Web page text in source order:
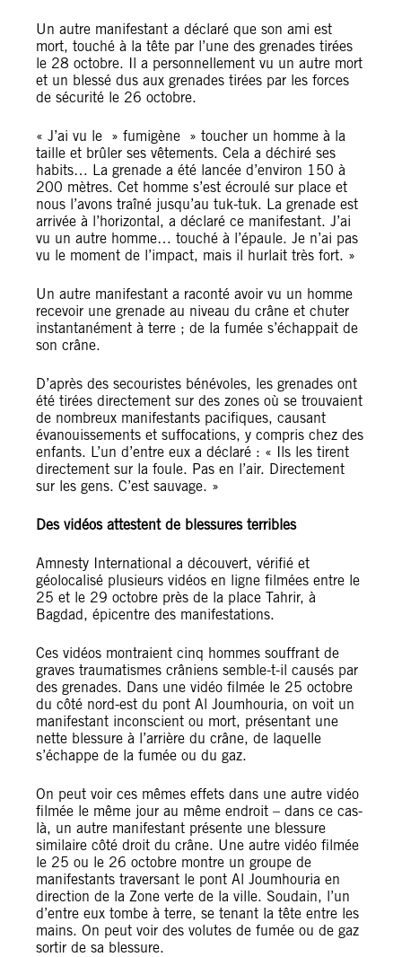
Un autre manifestant a déclaré que son ami est
mort, touché à la tête par l’une des grenades tirées
le 28 octobre. Il a personnellement vu un autre mort
et un blessé dus aux grenades tirées par les forces
de sécurité le 26 octobre.
« J’ai vu le » fumigène » toucher un homme à la
taille et brûler ses vêtements. Cela a déchiré ses
habits… La grenade a été lancée d’environ 150 à
200 mètres. Cet homme s’est écroulé sur place et
nous l’avons traîné jusqu’au tuk-tuk. La grenade est
arrivée à l’horizontal, a déclaré ce manifestant. J’ai
vu un autre homme… touché à l’épaule. Je n’ai pas
vu le moment de l’impact, mais il hurlait très fort. »
Un autre manifestant a raconté avoir vu un homme
recevoir une grenade au niveau du crâne et chuter
instantanément à terre ; de la fumée s’échappait de
son crâne.
D’après des secouristes bénévoles, les grenades ont
été tirées directement sur des zones où se trouvaient
de nombreux manifestants pacifiques, causant
évanouissements et suffocations, y compris chez des
enfants. L’un d’entre eux a déclaré : « Ils les tirent
directement sur la foule. Pas en l’air. Directement
sur les gens. C’est sauvage. »
Des vidéos attestent de blessures terribles
Amnesty International a découvert, vérifié et
géolocalisé plusieurs vidéos en ligne filmées entre le
25 et le 29 octobre près de la place Tahrir, à
Bagdad, épicentre des manifestations.
Ces vidéos montraient cinq hommes souffrant de
graves traumatismes crâniens semble-t-il causés par
des grenades. Dans une vidéo filmée le 25 octobre
du côté nord-est du pont Al Joumhouria, on voit un
manifestant inconscient ou mort, présentant une
nette blessure à l’arrière du crâne, de laquelle
s’échappe de la fumée ou du gaz.
On peut voir ces mêmes effets dans une autre vidéo
filmée le même jour au même endroit – dans ce cas-
là, un autre manifestant présente une blessure
similaire côté droit du crâne. Une autre vidéo filmée
le 25 ou le 26 octobre montre un groupe de
manifestants traversant le pont Al Joumhouria en
direction de la Zone verte de la ville. Soudain, l’un
d’entre eux tombe à terre, se tenant la tête entre les
mains. On peut voir des volutes de fumée ou de gaz
sortir de sa blessure.